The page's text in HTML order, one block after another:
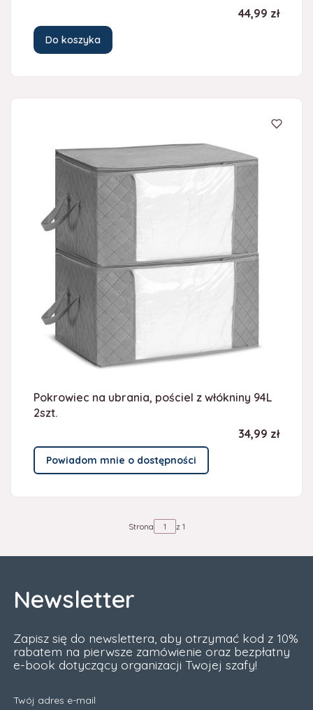
Cena
44,99 zł
Do koszyka
Pokrowiec na ubrania, pościel z włókniny 94L
2szt.
Cena
34,99 zł
Powiadom mnie o dostępności
Strona z 1
Newsletter
Zapisz się do newslettera, aby otrzymać kod z 10%
rabatem na pierwsze zamówienie oraz bezpłatny
e-book dotyczący organizacji Twojej szafy!
Twój adres e-mail